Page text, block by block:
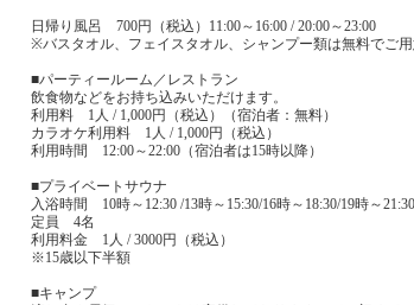
日帰り風呂 700円（税込）11:00～16:00 / 20:00～23:00
※バスタオル、フェイスタオル、シャンプー類は無料でご用
■パーティールーム／レストラン
飲食物などをお持ち込みいただけます。
利用料 1人 / 1,000円（税込）（宿泊者：無料）
カラオケ利用料 1人 / 1,000円（税込）
利用時間 12:00～22:00（宿泊者は15時以降）
■プライベートサウナ
入浴時間 10時～12:30 /13時～15:30/16時～18:30/19時～21:30
定員 4名
利用料金 1人 / 3000円（税込）
※15歳以下半額
■キャンプ